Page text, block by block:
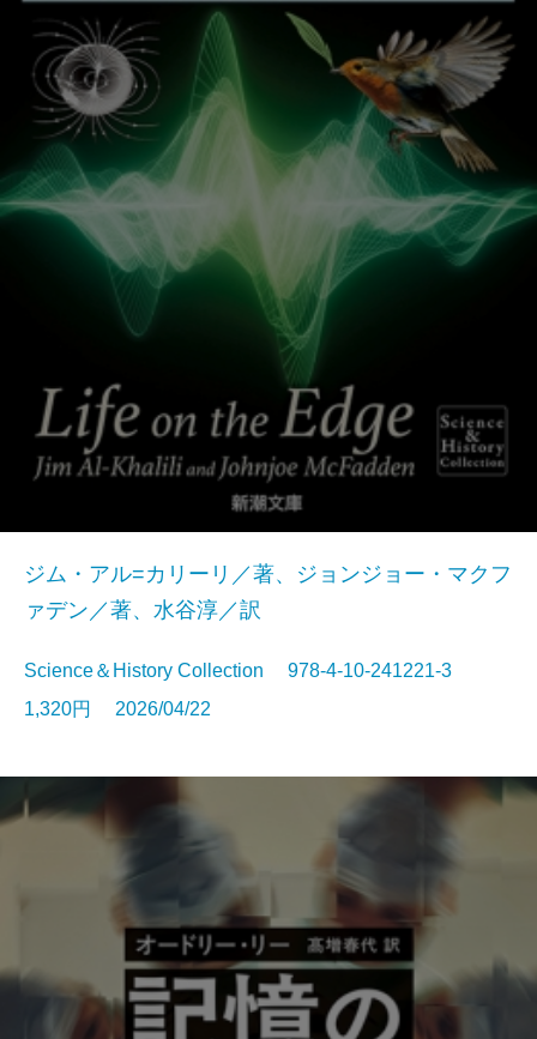
ジム・アル=カリーリ／著、ジョンジョー・マクフ
ァデン／著、水谷淳／訳
Science＆History Collection 978-4-10-241221-3
1,320円 2026/04/22